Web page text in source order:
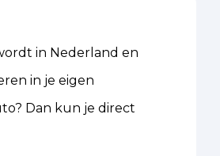
in Nederland en
in je eigen
Dan kun je direct